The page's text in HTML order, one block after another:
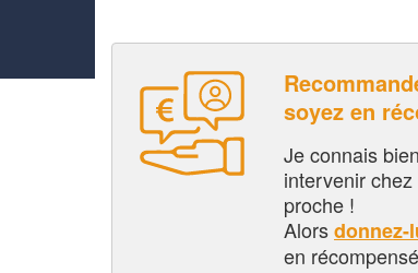
soyez en
Je connais
intervenir
proche !
Alorsdonnez-
en